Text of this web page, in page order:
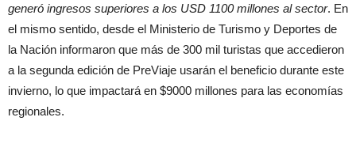
generó ingresos superiores a los USD 1100 millones al sector. En
el mismo sentido, desde el Ministerio de Turismo y Deportes de
la Nación informaron que más de 300 mil turistas que accedieron
a la segunda edición de PreViaje usarán el beneficio durante este
invierno, lo que impactará en $9000 millones para las economías
regionales.